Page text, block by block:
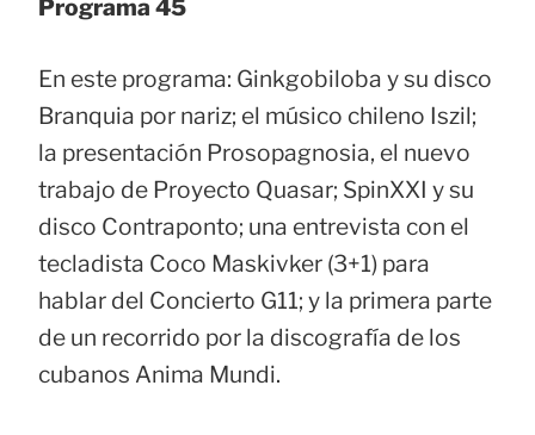
Programa 45
En este programa: Ginkgobiloba y su disco
Branquia por nariz; el músico chileno Iszil;
la presentación Prosopagnosia, el nuevo
trabajo de Proyecto Quasar; SpinXXI y su
disco Contraponto; una entrevista con el
tecladista Coco Maskivker (3+1) para
hablar del Concierto G11; y la primera parte
de un recorrido por la discografía de los
cubanos Anima Mundi.